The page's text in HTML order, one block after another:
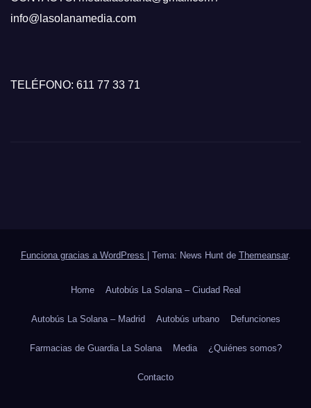
info@lasolanamedia.com
TELÉFONO: 611 77 33 71
Funciona gracias a WordPress Tema: News Hunt de Themeansar.
Home Autobús La Solana – Ciudad Real
Autobús La Solana – Madrid Autobús urbano Defunciones
Farmacias de Guardia La Solana Media ¿Quiénes somos?
Contacto